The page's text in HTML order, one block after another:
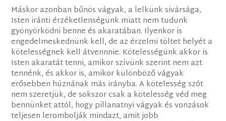
Máskor azonban bűnös vágyak, a lelkünk sivársága,
Isten iránti érzéketlenségünk miatt nem tudunk
gyönyörködni benne és akaratában. Ilyenkor is
engedelmeskednünk kell, de az érzelmi töltet helyét a
kötelességnek kell átvennnie. Kötelességünk akkor is
Isten akaratát tenni, amikor szívünk szerint nem azt
tennénk, és akkor is, amikor különböző vágyak
erősebben húznának más irányba. A kötelesség szót
nem szeretjük, de sokszor csak a kötelesség véd meg
bennünket attól, hogy pillanatnyi vágyak és vonzások
teljesen lerombolják mindazt, amit jobb